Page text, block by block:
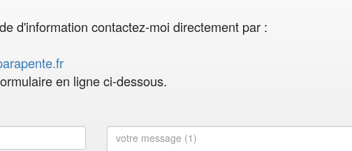
d'information contactez-moi directement par :
en ligne ci-dessous.